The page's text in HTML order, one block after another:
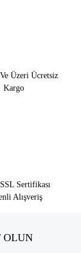
Üzeri Ücretsiz
Kargo
Sertifikası
Alışveriş
OLUN